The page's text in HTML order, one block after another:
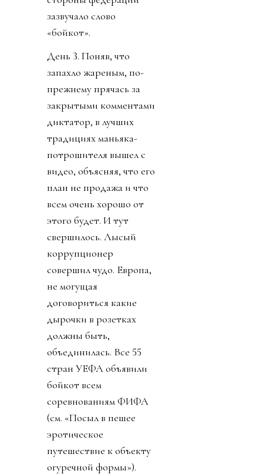
зазвучало слово
«бойкот».
День 3. Поняв, что
запахло жареным, по-
прежнему прячась за
закрытыми комментами
диктатор, в лучших
традициях маньяка-
потрошителя вышел с
видео, объясняя, что его
план не продажа и что
всем очень хорошо от
этого будет. И тут
свершилось. Лысый
коррупционер
совершил чудо. Европа,
не могущая
договориться какие
дырочки в розетках
должны быть,
объединилась. Все 55
стран УЕФА объявили
бойкот всем
соревнованиям ФИФА
(см. «Посыл в пешее
эротическое
путешествие к объекту
огуречной формы»).